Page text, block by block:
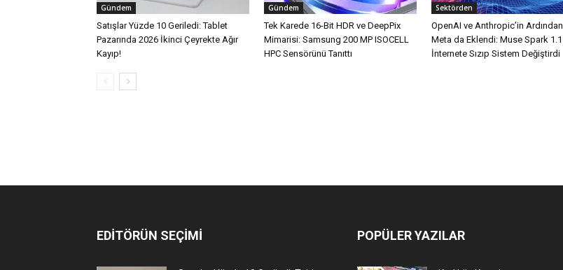
Gündem
Satışlar Yüzde 10 Geriledi: Tablet
Pazarında 2026 İkinci Çeyrekte Ağır
Kayıp!
Gündem
Tek Karede 16-Bit HDR ve DeepPix
Mimarisi: Samsung 200 MP ISOCELL
HPC Sensörünü Tanıttı
Sektörden
OpenAI ve Anthropic’in Ardından
Meta da Eklendi: Muse Spark 1.1
İnternete Sızıp Sistem Değiştirdi
EDİTÖRÜN SEÇİMİ POPÜLER YAZILAR